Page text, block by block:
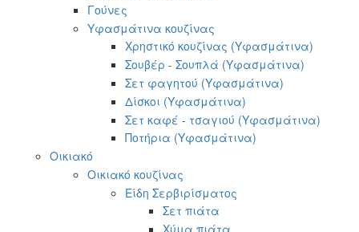
Γούνες
Υφασμάτινα κουζίνας
Χρηστικό κουζίνας (Υφασμάτινα)
Σουβέρ - Σουπλά (Υφασμάτινα)
Σετ φαγητού (Υφασμάτινα)
Δίσκοι (Υφασμάτινα)
Σετ καφέ - τσαγιού (Υφασμάτινα)
Ποτήρια (Υφασμάτινα)
Οικιακό
Οικιακό κουζίνας
Είδη Σερβιρίσματος
Σετ πιάτα